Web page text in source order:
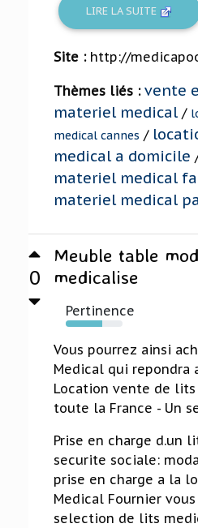
LIRE LA SUITE
Site : http://
Thèmes liés : vente
materiel medical/
medical cannes /
medical a domicile
materiel medical
materiel medical
0
Meuble table
medicalise
Pertinence
64%
Vous pourrez ainsi
Medical qui repondra
Location vente de
toute la France - Un
Prise en charge d.un
securite sociale:
prise en charge a la
Medical Fournier
selection de lits